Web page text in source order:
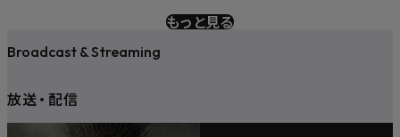
もっと見る
Broadcast & Streaming
放送・ 配信